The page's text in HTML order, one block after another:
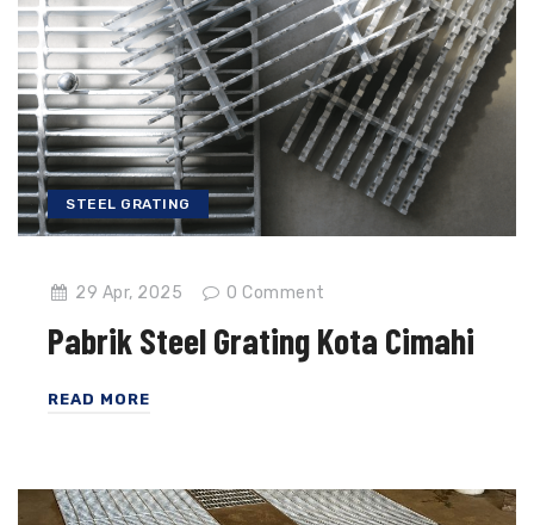
STEEL GRATING
29 Apr, 2025 0 Comment
Pabrik Steel Grating Kota Cimahi
READ MORE